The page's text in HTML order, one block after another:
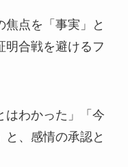
点を「事実」と
明合戦を避けるフ
はわかった」「今
、感情の承認と